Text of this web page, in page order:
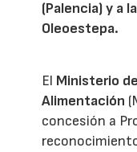
(Palencia) y a
Oleoestepa.
El Ministerio
Alimentación
concesión a